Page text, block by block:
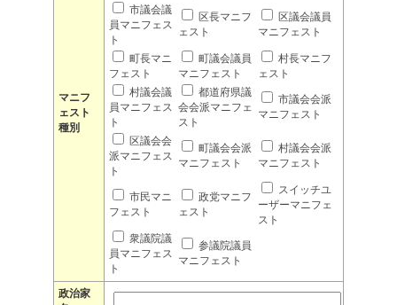
マニフ
ェスト
種別
市議会議
員マニフェス
ト
区長マニフ
ェスト
区議会議員
マニフェスト
町長マニ
フェスト
町議会議員
マニフェスト
村長マニフ
ェスト
村議会議
員マニフェス
ト
都道府県議
会会派マニフェ
スト
市議会会派
マニフェスト
区議会会
派マニフェス
ト
町議会会派
マニフェスト
村議会会派
マニフェスト
市民マニ
フェスト
政党マニフ
ェスト
スイッチユ
ーザーマニフェ
スト
衆議院議
員マニフェス
ト
参議院議員
マニフェスト
政治家